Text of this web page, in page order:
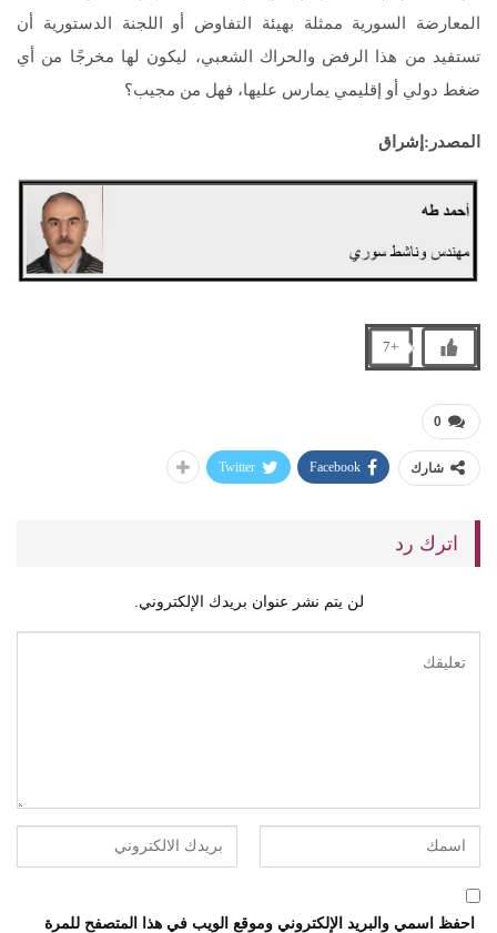
المعارضة السورية ممثلة بهيئة التفاوض أو اللجنة الدستورية أن
تستفيد من هذا الرفض والحراك الشعبي، ليكون لها مخرجًا من أي
ضغط دولي أو إقليمي يمارس عليها، فهل من مجيب؟
المصدر:إشراق
+7
0
شارك Facebook
Twitter
اترك رد
لن يتم نشر عنوان بريدك الإلكتروني.
احفظ اسمي والبريد الإلكتروني وموقع الويب في هذا المتصفح للمرة